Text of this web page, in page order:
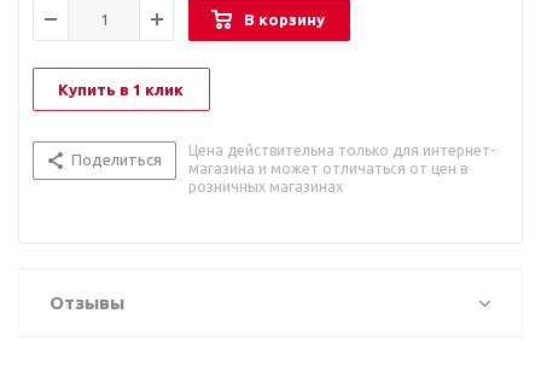
В корзину
Купить в 1 клик
Поделиться
Цена действительна только для интернет-
магазина и может отличаться от цен в
розничных магазинах
Отзывы